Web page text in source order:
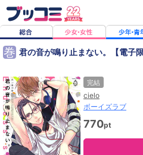
巻 君の音が鳴り止まない。【電子
完結
cielo
ボーイズラブ
770pt